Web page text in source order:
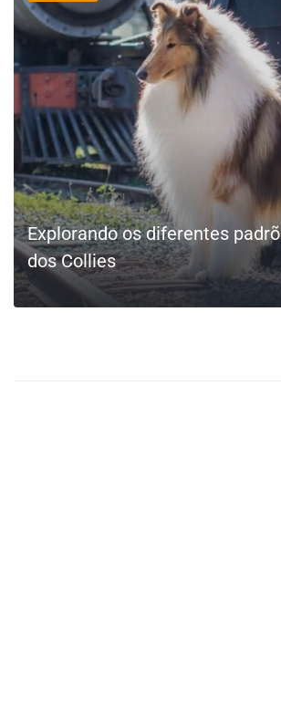
Explorando os diferentes
dos Collies